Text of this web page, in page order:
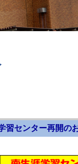
習センター再開の